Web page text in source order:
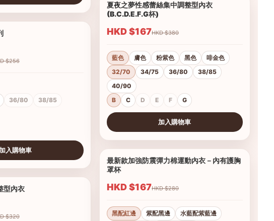
HKD $256
36/80
38/85
入購物車
型內衣
HKD $320
夏夜之夢性感蕾絲集中調整型內衣
(B.C.D.E.F.G杯)
HKD $167 HKD $380
藍色 膚色 粉紫色 黑色
啡金色
32/70
34/75 36/80
38/85
40/90
B
C D E F G
加入購物車
1/11
最新款加強防震彈力棉運動內衣－內有護胸
罩杯
HKD $167 HKD $280
黑配紅邊 紫配黑邊
水藍配紫藍邊